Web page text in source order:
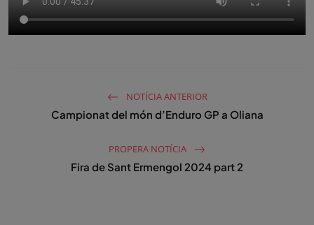
NOTÍCIA ANTERIOR
Campionat del món d’Enduro GP a Oliana
PROPERA NOTÍCIA
Fira de Sant Ermengol 2024 part 2